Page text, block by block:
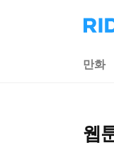
리
디
으
만화
웹